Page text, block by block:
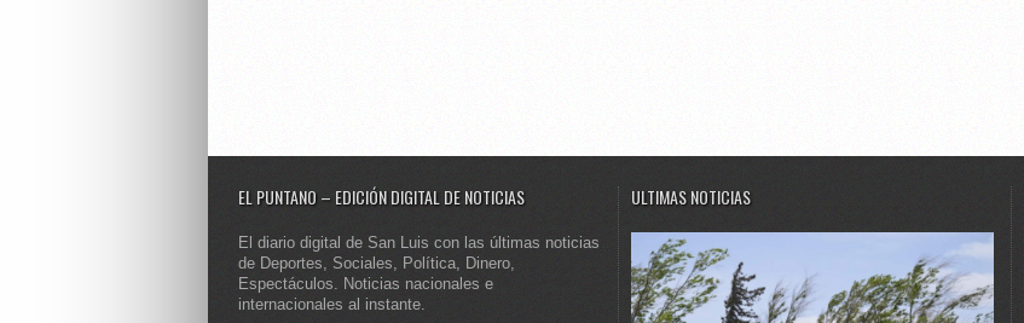
EL PUNTANO – EDICIÓN DIGITAL DE NOTICIAS
El diario digital de San Luis con las últimas noticias
de Deportes, Sociales, Política, Dinero,
Espectáculos. Noticias nacionales e
internacionales al instante.
ULTIMAS NOTICIAS